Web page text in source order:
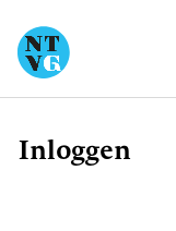
Kruimelpad
Inloggen